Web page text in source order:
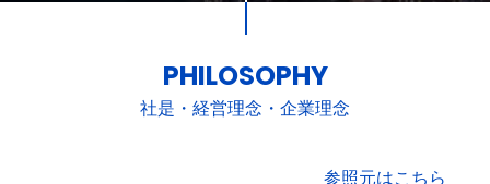
PHILOSOPHY
社是・経営理念・企業理念
参照元はこちら